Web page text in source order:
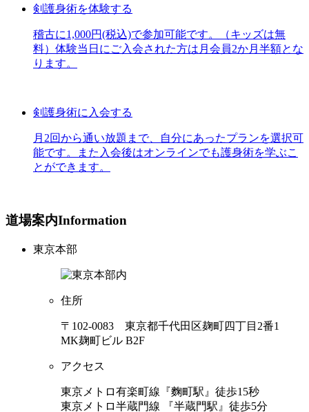
剣護身術を体験する
稽古に1,000円(税込)で参加可能です。（キッズは無
料）体験当日にご入会された方は月会員2か月半額とな
ります。
剣護身術に入会する
月2回から通い放題まで、自分にあったプランを選択可
能です。また入会後はオンラインでも護身術を学ぶこ
とができます。
道場案内Information
東京本部
住所
〒102-0083 東京都千代田区麹町四丁目2番1
MK麹町ビル B2F
アクセス
東京メトロ有楽町線『麴町駅』徒歩15秒
東京メトロ半蔵門線 『半蔵門駅』徒歩5分